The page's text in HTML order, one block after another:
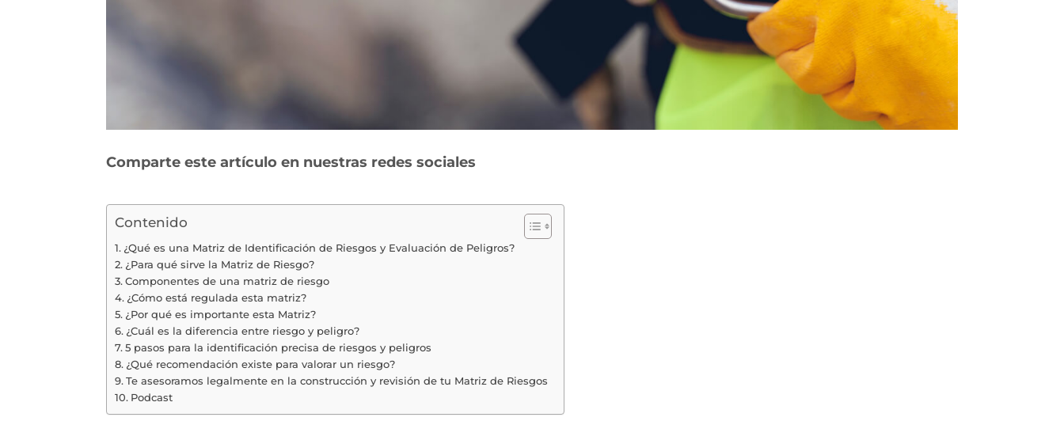
Comparte este artículo en nuestras redes sociales
Contenido
¿Qué es una Matriz de Identificación de Riesgos y Evaluación de Peligros?
¿Para qué sirve la Matriz de Riesgo?
Componentes de una matriz de riesgo
¿Cómo está regulada esta matriz?
¿Por qué es importante esta Matriz?
¿Cuál es la diferencia entre riesgo y peligro?
5 pasos para la identificación precisa de riesgos y peligros
¿Qué recomendación existe para valorar un riesgo?
Te asesoramos legalmente en la construcción y revisión de tu Matriz de Riesgos
Podcast